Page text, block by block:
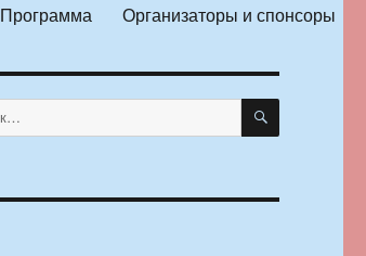
Программа Организаторы и спонсоры
ПОИСК